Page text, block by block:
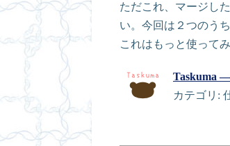
ただこれ、マージし
い。今回は２つのう
これはもっと使って
Taskuma
カテゴリ: